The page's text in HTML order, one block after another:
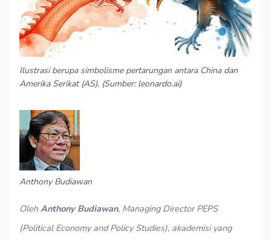
Ilustrasi berupa simbolisme pertarungan antara China dan
Amerika Serikat (AS). (Sumber: leonardo.ai)
Anthony Budiawan
OlehAnthony Budiawan, Managing Director PEPS
(Political Economy and Policy Studies), akademisi yang